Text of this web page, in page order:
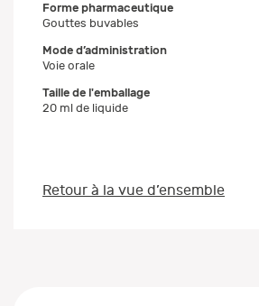
Forme pharmaceutique
Gouttes buvables
Mode d’administration
Voie orale
Taille de l'emballage
20 ml de liquide
Retour à la vue d’ensemble